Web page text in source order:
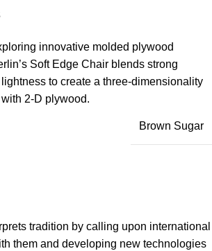
innovative molded plywood
Soft Edge Chair blends strong
to create a three-dimensionality
2-D plywood.
Brown Sugar
tradition by calling upon international
them and developing new technologies